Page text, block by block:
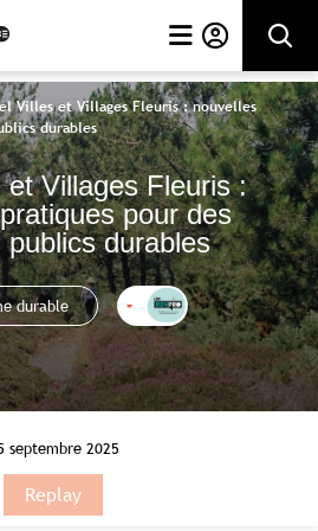
Rechercher
Villes et Villages Fleuris : nouvelles
durables
et Villages Fleuris :
pour des
publics durables
durable
Cet
article
fait
parti
des
RDV
Replay
septembre 2025